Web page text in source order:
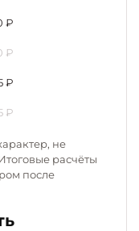
₽
₽
₽
₽
не
расчёты
после